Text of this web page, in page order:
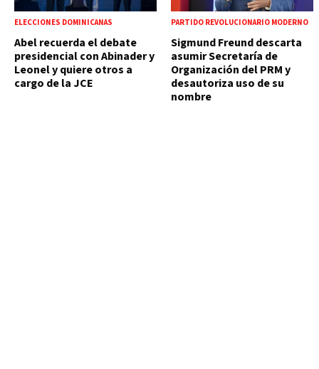
ELECCIONES DOMINICANAS
Abel recuerda el debate
presidencial con Abinader y
Leonel y quiere otros a
cargo de la JCE
PARTIDO REVOLUCIONARIO MODERNO
Sigmund Freund descarta
asumir Secretaría de
Organización del PRM y
desautoriza uso de su
nombre